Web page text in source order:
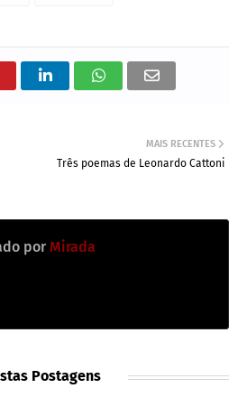
MAIS RECENTES
Três poemas de Leonardo Cattoni
por Mirada
Postagens